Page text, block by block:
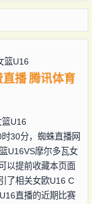
篮U16
直播腾讯体育
U16
30分，蜘蛛直播网
U16VS摩尔多瓦女
以提前收藏本页面
了相关女欧U16 C
直播的近期比赛